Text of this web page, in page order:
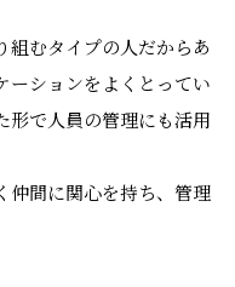
組むタイプの人だからあ
ーションをよくとってい
形で人員の管理にも活用
仲間に関心を持ち、管理